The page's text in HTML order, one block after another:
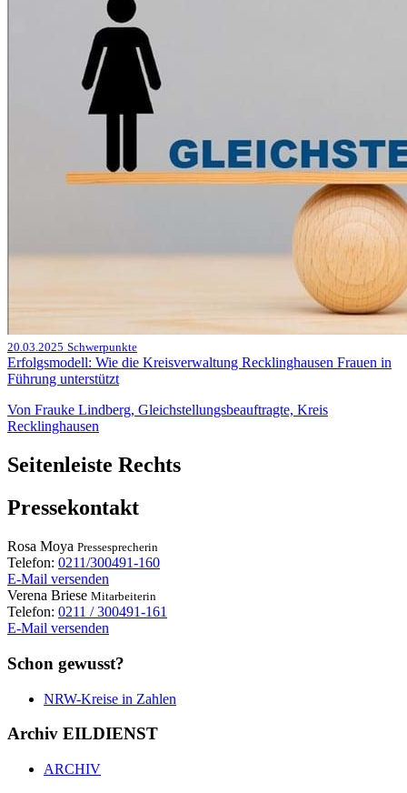
20.03.2025 Schwerpunkte
Erfolgsmodell: Wie die Kreisverwaltung Recklinghausen Frauen in
Führung unterstützt
Von Frauke Lindberg, Gleichstellungsbeauftragte, Kreis
Recklinghausen
Seitenleiste Rechts
Pressekontakt
Rosa Moya Pressesprecherin
Telefon: 0211/300491-160
E-Mail versenden
Verena Briese Mitarbeiterin
Telefon: 0211 / 300491-161
E-Mail versenden
Schon gewusst?
NRW-Kreise in Zahlen
Archiv EILDIENST
ARCHIV